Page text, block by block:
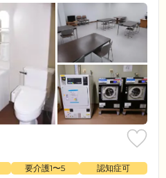
要介護1〜5
認知症可